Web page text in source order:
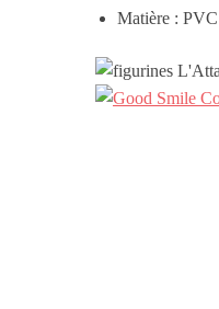
Matière : PVC